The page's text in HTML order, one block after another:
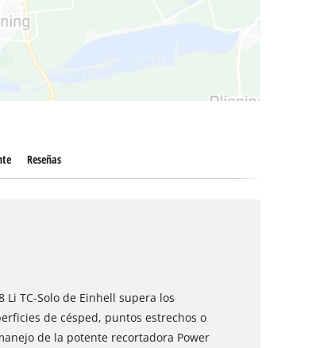
Reseñas
Li TC-Solo de Einhell supera los
de césped, puntos estrechos o
de la potente recortadora Power